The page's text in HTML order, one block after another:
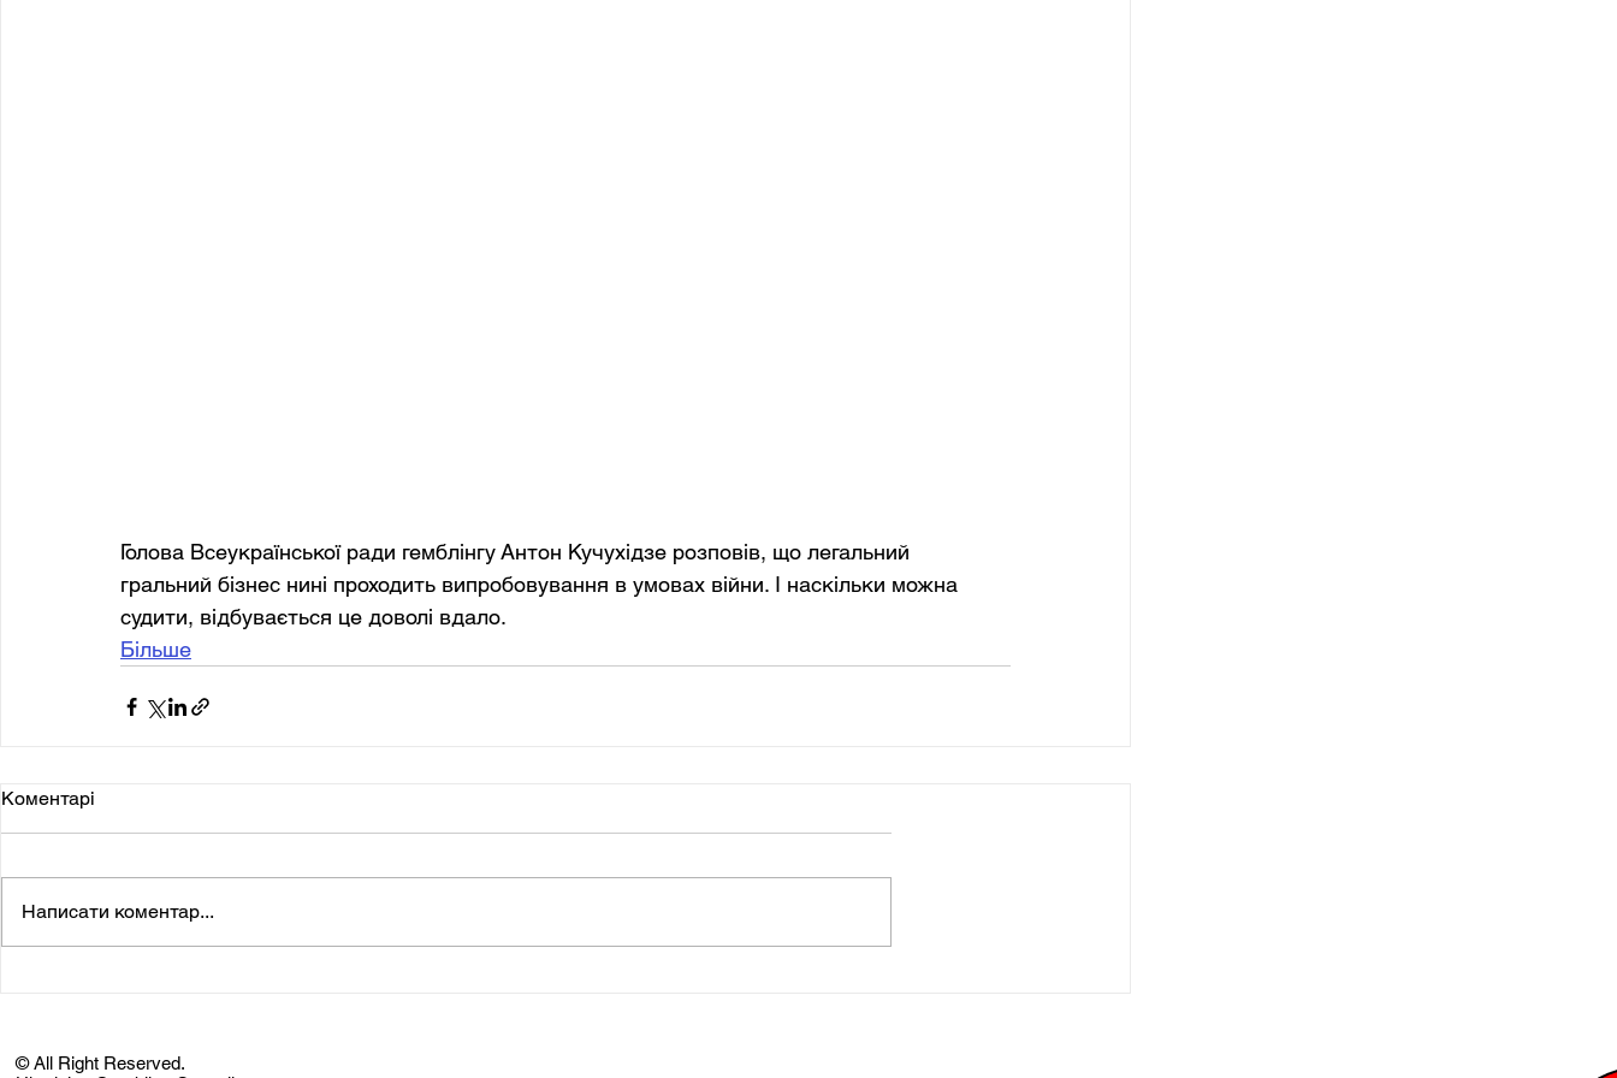
Голова Всеукраїнської ради гемблінгу Антон Кучухідзе розповів, що легальний
гральний бізнес нині проходить випробовування в умовах війни. І наскільки можна
судити, відбувається це доволі вдало.
Більше
Коментарі
Написати коментар...
© All Right Reserved.